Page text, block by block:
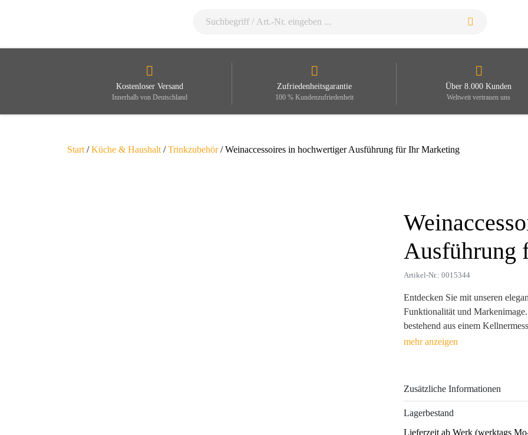
Kostenloser Versand
Innerhalb von Deutschland
Zufriedenheitsgarantie
100 % Kundenzufriedenheit
Über 8.000 Kunden
Weltweit vertrauen uns
Start /Küche & Haushalt /Trinkzubehör/ Weinaccessoires in hochwertiger Ausführung für Ihr Marketing
Ausführung
Artikel-Nr.: 0015344
Entdecken Sie mit unseren
Funktionalität und
bestehend aus einem
Geschenk nicht nur zum
eine langanhaltende Nutzung,
Marke wird kontinuierlich
Zusätzliche Informationen
Lagerbestand
Lieferzeit ab Werk (werktags